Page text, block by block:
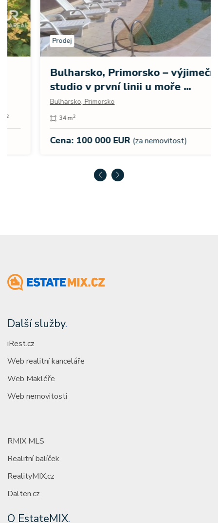
Prodej
Bulharsko, Primorsko – výjimečné
studio v první linii u moře ...
Bulharsko, Primorsko
Cena: 100 000 EUR(za nemovitost)
Další služby.
iRest.cz
Web realitní kanceláře
Web Makléře
Web nemovitosti
RMIX MLS
Realitní balíček
RealityMIX.cz
Dalten.cz
O EstateMIX.